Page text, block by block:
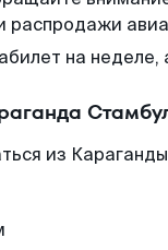
распродажи
на неделе,
из